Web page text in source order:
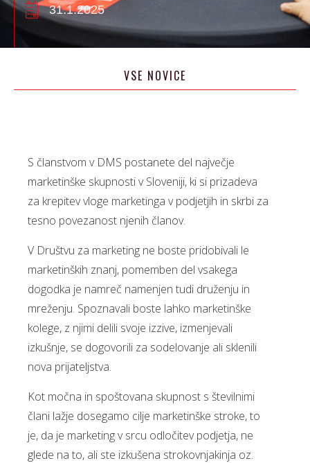
31.1.2025
VSE NOVICE
S članstvom v DMS postanete del največje
marketinške skupnosti v Sloveniji, ki si prizadeva
za krepitev vloge marketinga v podjetjih in skrbi za
tesno povezanost njenih članov.
V Društvu za marketing ne boste pridobivali le
marketinških znanj, pomemben del vsakega
dogodka je namreč namenjen tudi druženju in
mreženju. Spoznavali boste lahko marketinške
kolege, z njimi delili svoje izzive, izmenjevali
izkušnje, se dogovorili za sodelovanje ali sklenili
nova prijateljstva.
Kot močna in spoštovana skupnost s številnimi
člani lažje dosegamo cilje marketinške stroke, to
je, da je marketing v srcu odločitev podjetja, ne
glede na to, ali ste izkušena strokovnjakinja oz.